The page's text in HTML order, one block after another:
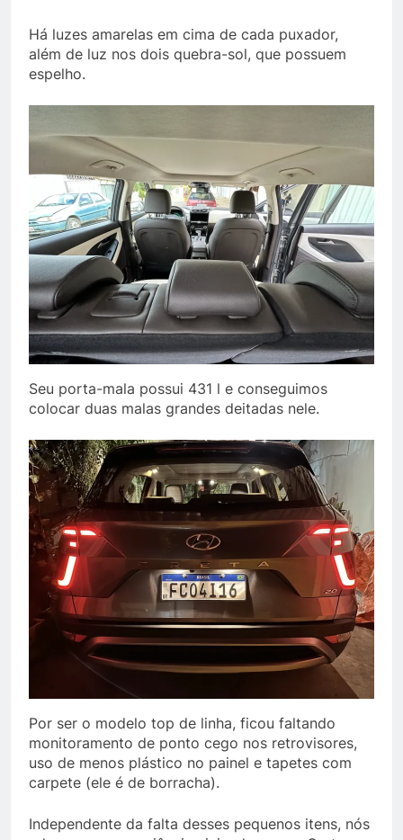
Há luzes amarelas em cima de cada puxador,
além de luz nos dois quebra-sol, que possuem
espelho.
Seu porta-mala possui 431 l e conseguimos
colocar duas malas grandes deitadas nele.
Por ser o modelo top de linha, ficou faltando
monitoramento de ponto cego nos retrovisores,
uso de menos plástico no painel e tapetes com
carpete (ele é de borracha).
Independente da falta desses pequenos itens, nós